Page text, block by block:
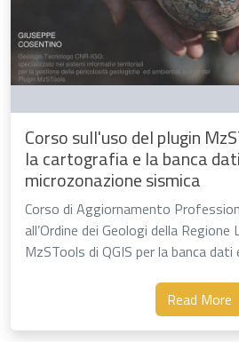
Corso sull'uso del plugin
la cartografia e la banca
microzonazione sismica
Corso di Aggiornamento
all’Ordine dei Geologi della Regione
MzSTools di QGIS per la banca
Read More